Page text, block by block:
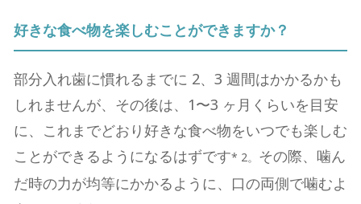
好きな⾷べ物を楽しむことができますか？
部分⼊れ⻭に慣れるまでに 2、3 週間はかかるかも
しれませんが、その後は、1〜3 ヶ⽉くらいを⽬安
に、これまでどおり好きな⾷べ物をいつでも楽しむ
ことができるようになるはずです* 2。 その際、噛ん
だ時の⼒が均等にかかるように、口の両側で噛むよ